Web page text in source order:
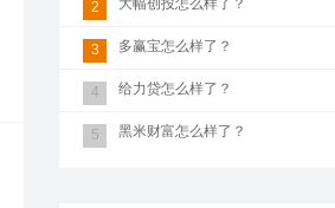
2 大幅创投怎么样了？
3 多赢宝怎么样了？
4 给力贷怎么样了？
5 黑米财富怎么样了？